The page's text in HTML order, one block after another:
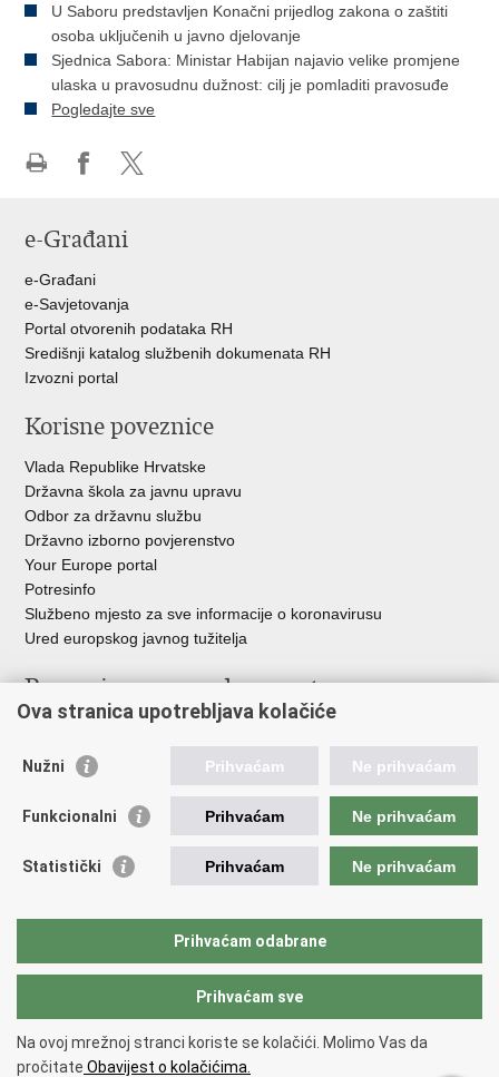
U Saboru predstavljen Konačni prijedlog zakona o zaštiti
osoba uključenih u javno djelovanje
Sjednica Sabora: Ministar Habijan najavio velike promjene
ulaska u pravosudnu dužnost: cilj je pomladiti pravosuđe
Pogledajte sve
FacebookuTwitteru
e-Građani
e-Građani
e-Savjetovanja
Portal otvorenih podataka RH
Središnji katalog službenih dokumenata RH
Izvozni portal
Korisne poveznice
Vlada Republike Hrvatske
Državna škola za javnu upravu
Odbor za državnu službu
Državno izborno povjerenstvo
Your Europe portal
Potresinfo
Službeno mjesto za sve informacije o koronavirusu
Ured europskog javnog tužitelja
Poveznice pravosudnog sustava
Državno odvjetništvo
Ured za suzbijanje korupcije i organiziranog kriminaliteta
Državnoodvjetničko vijeće
Hrvatska odvjetnička komora
Europski pravosudni portal
Copyright © 2026 Ministarstvo pravosuđa, uprave i digitalne
transformacije Republike Hrvatske.
Ova stranica upotrebljava kolačiće
Nužni Prihvaćam Ne prihvaćam
Funkcionalni Prihvaćam Ne prihvaćam
Statistički Prihvaćam Ne prihvaćam
Prihvaćam odabrane
Prihvaćam sve
Na ovoj mrežnoj stranci koriste se kolačići. Molimo Vas da
pročitate Obavijest o kolačićima.